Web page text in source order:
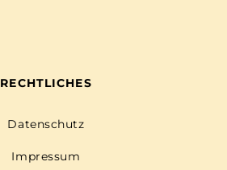
RECHTLICHES
Datenschutz
Impressum